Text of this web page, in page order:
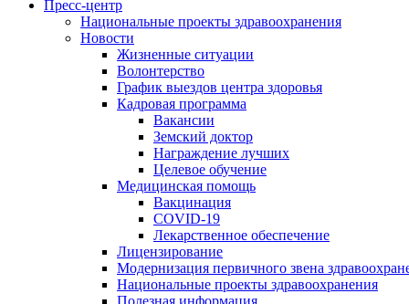
Пресс-центр
Национальные проекты здравоохранения
Новости
Жизненные ситуации
Волонтерство
График выездов центра здоровья
Кадровая программа
Вакансии
Земский доктор
Награждение лучших
Целевое обучение
Медицинская помощь
Вакцинация
COVID-19
Лекарственное обеспечение
Лицензирование
Модернизация первичного звена
Национальные проекты здравоохранения